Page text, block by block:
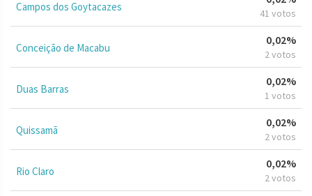
Campos dos Goytacazes 41 votos
Conceição de Macabu
0,02%
2 votos
Duas Barras
0,02%
1 votos
Quissamã
0,02%
2 votos
Rio Claro
0,02%
2 votos